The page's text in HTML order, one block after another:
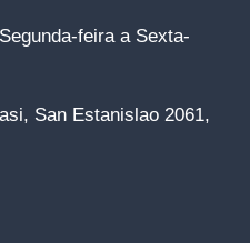
feira a Sexta-
San Estanislao 2061,